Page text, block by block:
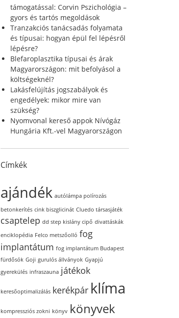
támogatással: Corvin Pszichológia –
gyors és tartós megoldások
Tranzakciós tanácsadás folyamata
és típusai: hogyan épül fel lépésről
lépésre?
Blefaroplasztika típusai és árak
Magyarországon: mit befolyásol a
költségeknél?
Lakásfelújítás jogszabályok és
engedélyek: mikor mire van
szükség?
Nyomvonal kereső appok Nívógáz
Hungária Kft.-vel Magyarországon
Címkék
ajándék autólámpa polírozás
betonkerítés cink biszglicinát Cluedo társasjáték
csaptelep dd step kislány cipő divattáskák
enciklopédia Felco metszőolló fog
implantátum fog implantátum Budapest
fürdősók Goji gurulós állványok Gyapjú
gyerekülés infraszauna játékok
keresőoptimalizálás kerékpár klíma
kompressziós zokni könyv könyvek